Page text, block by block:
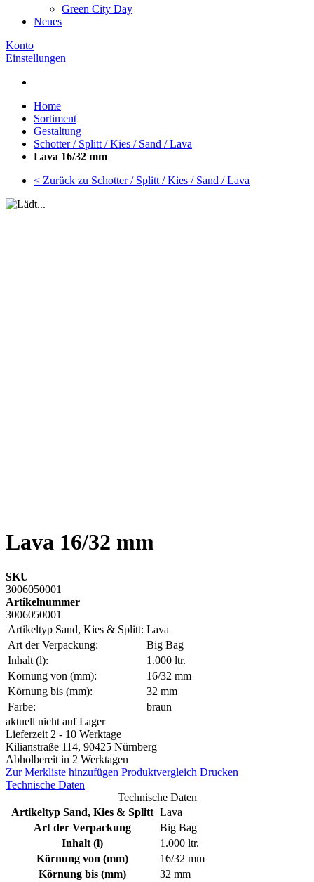
Green City Day
Neues
Konto
Einstellungen
Home
Sortiment
Gestaltung
Schotter / Splitt / Kies / Sand / Lava
Lava 16/32 mm
< Zurück zu Schotter / Splitt / Kies / Sand / Lava
Lava 16/32 mm
SKU
3006050001
Artikelnummer
3006050001
Artikeltyp Sand, Kies & Splitt: Lava
Art der Verpackung:
Big Bag
Inhalt (l):
1.000 ltr.
Körnung von (mm):
16/32 mm
Körnung bis (mm):
32 mm
Farbe:
braun
aktuell nicht auf Lager
Lieferzeit 2 - 10 Werktage
Kilianstraße 114, 90425 Nürnberg
Abholbereit in 2 Werktagen
Zur Merkliste hinzufügen Produktvergleich Drucken
Technische Daten
Technische Daten
Artikeltyp Sand, Kies & Splitt Lava
Art der Verpackung
Big Bag
Inhalt (l)
1.000 ltr.
Körnung von (mm)
16/32 mm
Körnung bis (mm)
32 mm